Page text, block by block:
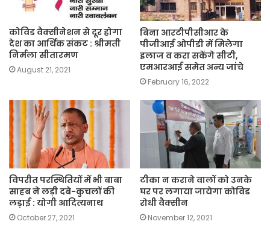
कोविड वैक्सीनेशन से दूर होगा
देश का आर्थिक संकट : श्रीमती
निर्मला सीतारमण
August 21, 2021
बिना आरटीपीसीआर के
पीजीआई ओपीडी में मिलेगा
इलाज व करा सकेंगे सीटी,
एमआरआई समेत अन्य जांचे
February 16, 2022
विपरीत परस्थितियों में भी बाबा
साहब ने लड़ी दबे-कुचलों की
लड़ाई : योगी आदित्यनाथ
October 27, 2021
टीका न कराने वालों को उनके
घर पर लगाया जायेगा कोविड
रोधी वैक्सीन
November 12, 2021